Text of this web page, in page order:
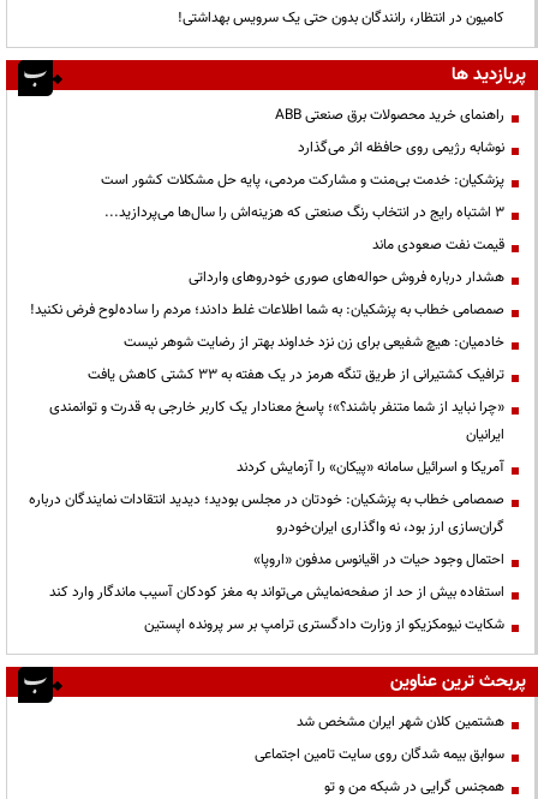
کامیون در انتظار، رانندگان بدون حتی یک سرویس بهداشتی!
پربازدید ها
راهنمای خرید محصولات برق صنعتی ABB
نوشابه رژیمی روی حافظه اثر می‌گذارد
پزشکیان: خدمت بی‌منت و مشارکت مردمی، پایه حل مشکلات کشور است
3 اشتباه رایج در انتخاب رنگ صنعتی که هزینه‌اش را سال‌ها می‌پردازید...
قیمت نفت صعودی ماند
هشدار درباره فروش حواله‌های صوری خودروهای وارداتی
صمصامی خطاب به پزشکیان: به شما اطلاعات غلط دادند؛ مردم را ساده‌لوح فرض نکنید!
خادمیان: هیچ شفیعی برای زن نزد خداوند بهتر از رضایت شوهر نیست
ترافیک کشتیرانی از طریق تنگه هرمز در یک هفته به ۳۳ کشتی کاهش یافت
«چرا نباید از شما متنفر باشند؟»؛ پاسخ معنادار یک کاربر خارجی به قدرت و توانمندی
ایرانیان
آمریکا و اسرائیل سامانه «پیکان» را آزمایش کردند
صمصامی خطاب به پزشکیان: خودتان در مجلس بودید؛ دیدید انتقادات نمایندگان درباره
گران‌سازی ارز بود، نه واگذاری ایران‌خودرو
احتمال وجود حیات در اقیانوس مدفون «اروپا»
استفاده بیش از حد از صفحه‌نمایش می‌تواند به مغز کودکان آسیب ماندگار وارد کند
شکایت نیومکزیکو از وزارت دادگستری ترامپ بر سر پرونده اپستین
پربحث ترین عناوین
هشتمین کلان شهر ایران مشخص شد
سوابق بیمه شدگان روی سایت تامین اجتماعی
همجنس گرایی در شبکه من و تو